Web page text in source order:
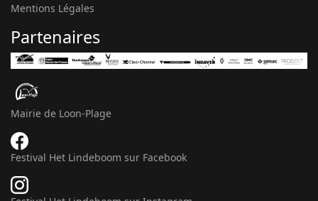
Mentions Légales
Partenaires
Mairie de Loon-Plage
Festival Het Lindeboom sur Facebook